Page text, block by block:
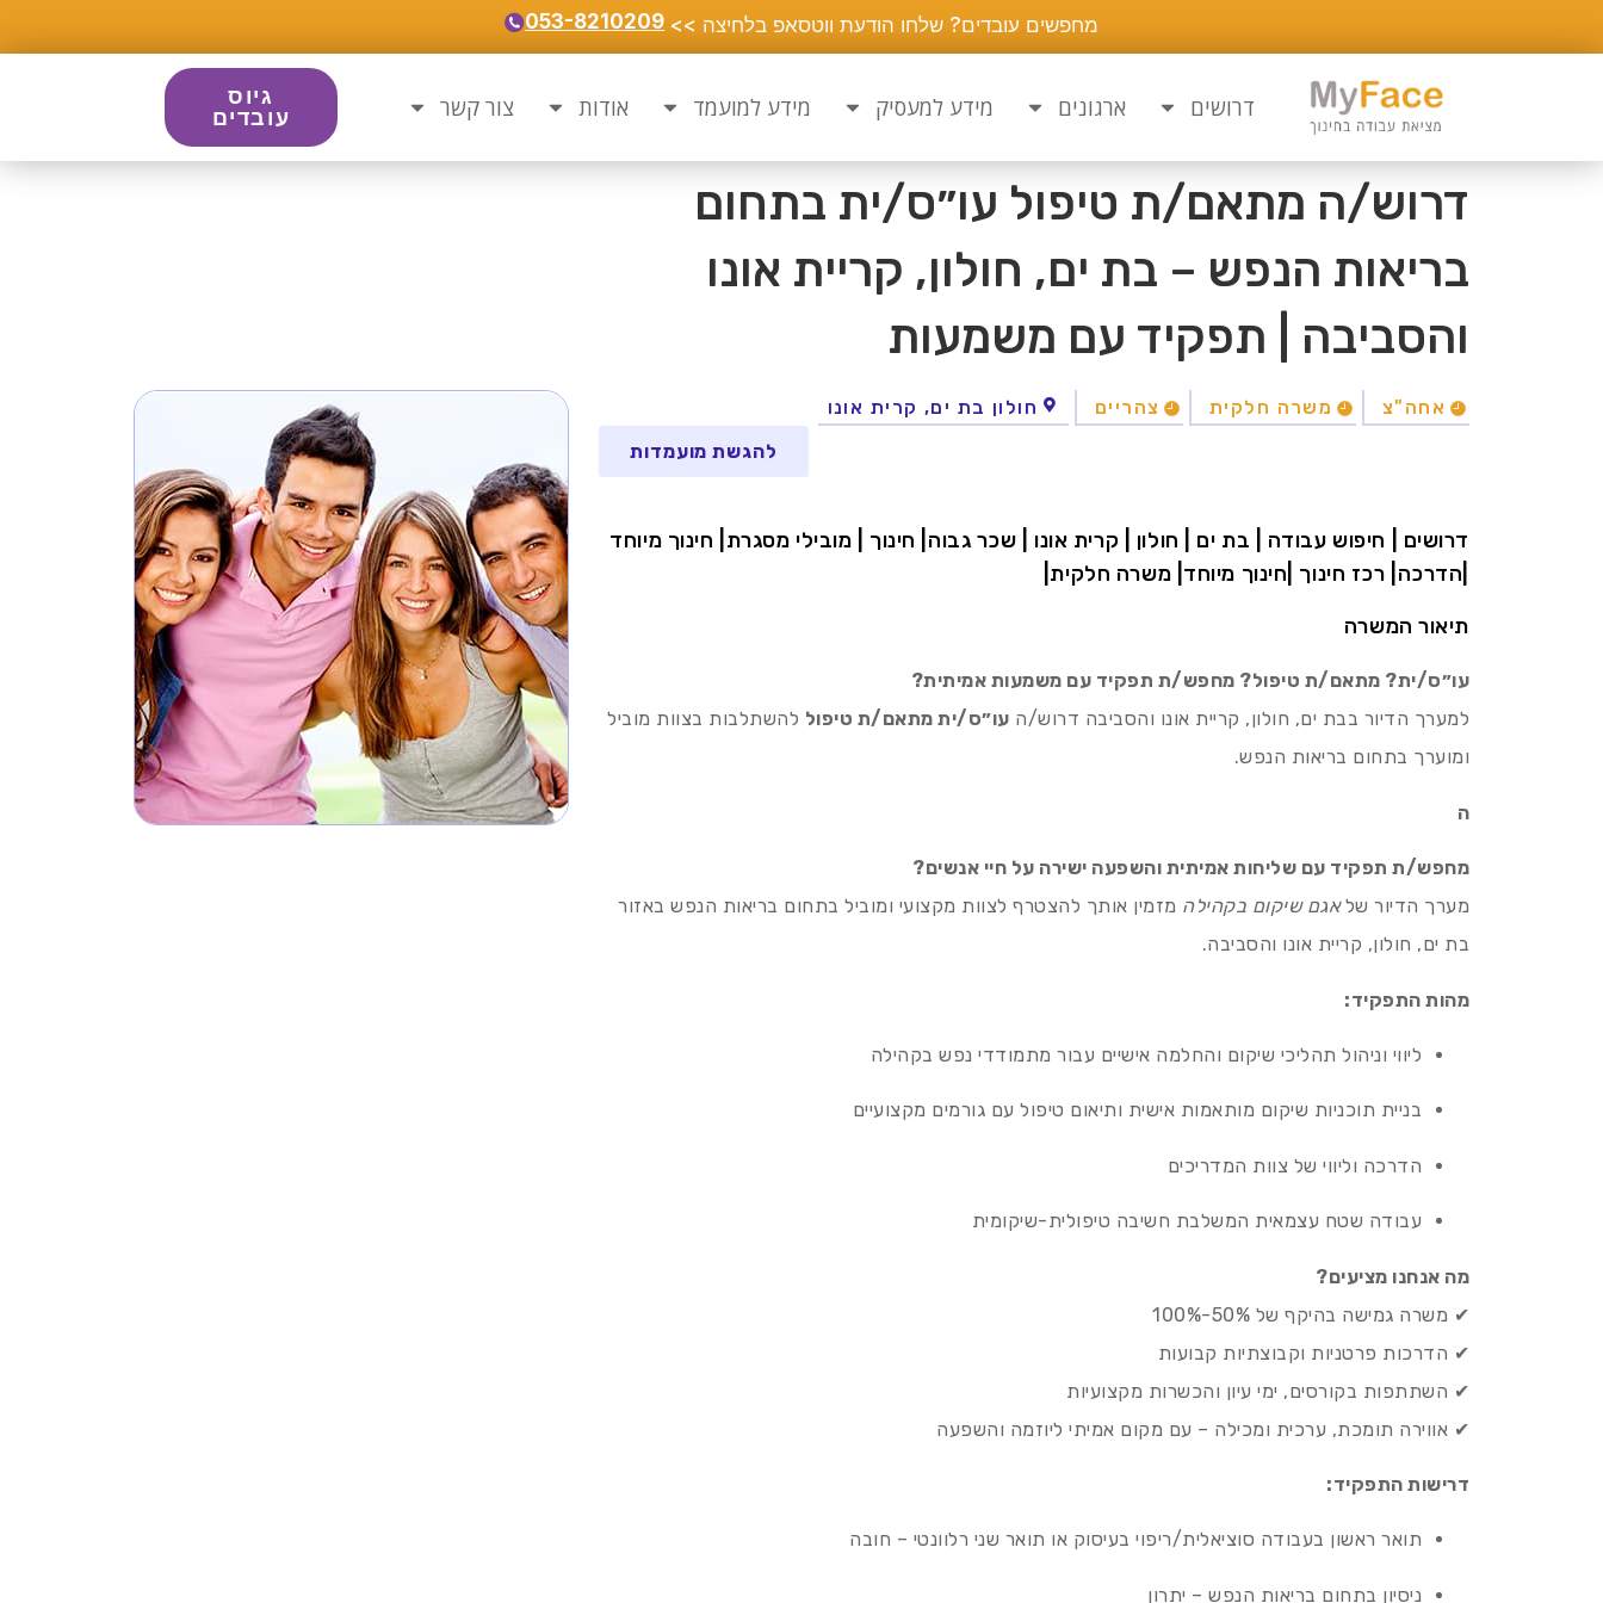
מחפשים עובדים? שלחו הודעת ווטסאפ בלחיצה >> 053-8210209
דרושים ארגונים מידע למעסיק מידע למועמד אודות צור קשר
גיוס
עובדים
דרוש/ה מתאם/ת טיפול עו״ס/ית בתחום
בריאות הנפש – בת ים, חולון, קריית אונו
והסביבה | תפקיד עם משמעות
אחה"צ משרה חלקית צהריים
חולון בת ים, קרית אונו
להגשת מועמדות
דרושים | חיפוש עבודה | בת ים | חולון | קרית אונו | שכר גבוה| חינוך | מובילי מסגרת| חינוך מיוחד
|הדרכה| רכז חינוך |חינוך מיוחד| משרה חלקית|
תיאור המשרה
עו״ס/ית? מתאם/ת טיפול? מחפש/ת תפקיד עם משמעות אמיתית?
למערך הדיור בבת ים, חולון, קריית אונו והסביבה דרוש/ה עו״ס/ית מתאם/ת טיפול להשתלבות בצוות מוביל
ומוערך בתחום בריאות הנפש.
ה
מחפש/ת תפקיד עם שליחות אמיתית והשפעה ישירה על חיי אנשים?
מערך הדיור שלאגם שיקום בקהילה מזמין אותך להצטרף לצוות מקצועי ומוביל בתחום בריאות הנפש באזור
בת ים, חולון, קריית אונו והסביבה.
מהות התפקיד:
ליווי וניהול תהליכי שיקום והחלמה אישיים עבור מתמודדי נפש בקהילה
בניית תוכניות שיקום מותאמות אישית ותיאום טיפול עם גורמים מקצועיים
הדרכה וליווי של צוות המדריכים
עבודה שטח עצמאית המשלבת חשיבה טיפולית-שיקומית
מה אנחנו מציעים?
✔ משרה גמישה בהיקף של 50%-100%
✔ הדרכות פרטניות וקבוצתיות קבועות
✔ השתתפות בקורסים, ימי עיון והכשרות מקצועיות
✔ אווירה תומכת, ערכית ומכילה – עם מקום אמיתי ליוזמה והשפעה
דרישות התפקיד:
תואר ראשון בעבודה סוציאלית/ריפוי בעיסוק או תואר שני רלוונטי – חובה
ניסיון בתחום בריאות הנפש – יתרון